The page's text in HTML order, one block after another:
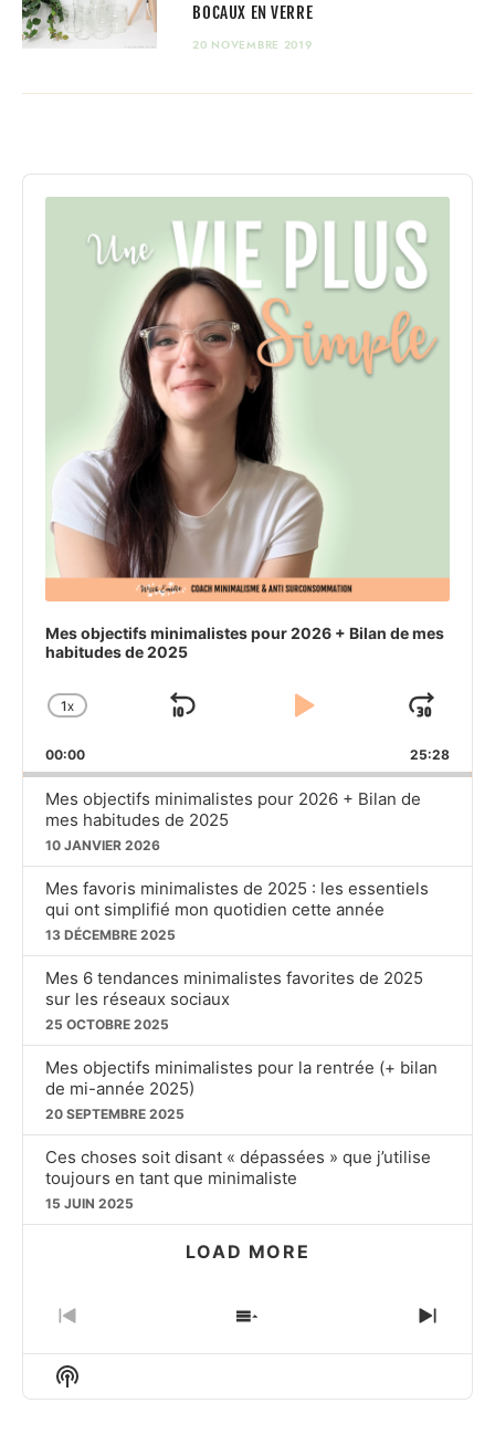
BOCAUX EN VERRE
20 NOVEMBRE 2019
Audio
Player
Mes objectifs minimalistes pour 2026 + Bilan de mes
habitudes de 2025
CHANGE
RATE
1X
SKIP
PLAY
PAUSE
00:00 25:28
Mes objectifs minimalistes pour 2026 + Bilan de
mes habitudes de 2025
10 JANVIER 2026
Mes favoris minimalistes de 2025 : les essentiels
qui ont simplifié mon quotidien cette année
13 DÉCEMBRE 2025
Mes 6 tendances minimalistes favorites de 2025
sur les réseaux sociaux
25 OCTOBRE 2025
Mes objectifs minimalistes pour la rentrée (+ bilan
de mi-année 2025)
20 SEPTEMBRE 2025
Ces choses soit disant « dépassées » que j’utilise
toujours en tant que minimaliste
15 JUIN 2025
LOAD MORE
PREVIOUS
EPISODE
SHOW
EPISODES
NEXT
Show
Podcast